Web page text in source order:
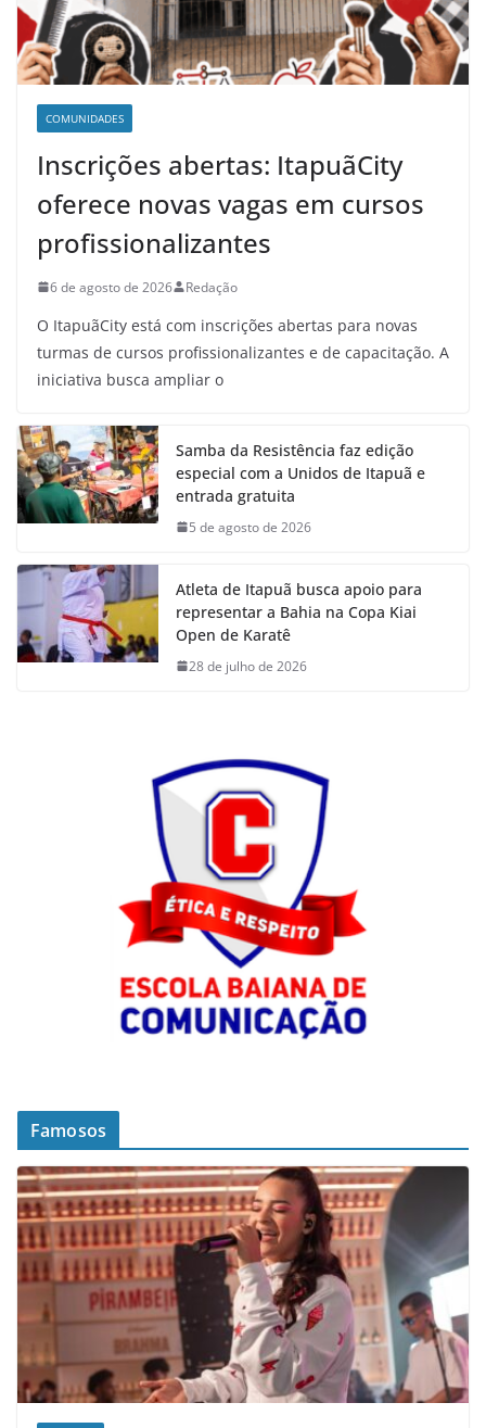
COMUNIDADES
Inscrições abertas: ItapuãCity
oferece novas vagas em cursos
profissionalizantes
6 de agosto de 2026 Redação
O ItapuãCity está com inscrições abertas para novas
turmas de cursos profissionalizantes e de capacitação. A
iniciativa busca ampliar o
Samba da Resistência faz edição
especial com a Unidos de Itapuã e
entrada gratuita
5 de agosto de 2026
Atleta de Itapuã busca apoio para
representar a Bahia na Copa Kiai
Open de Karatê
28 de julho de 2026
Famosos